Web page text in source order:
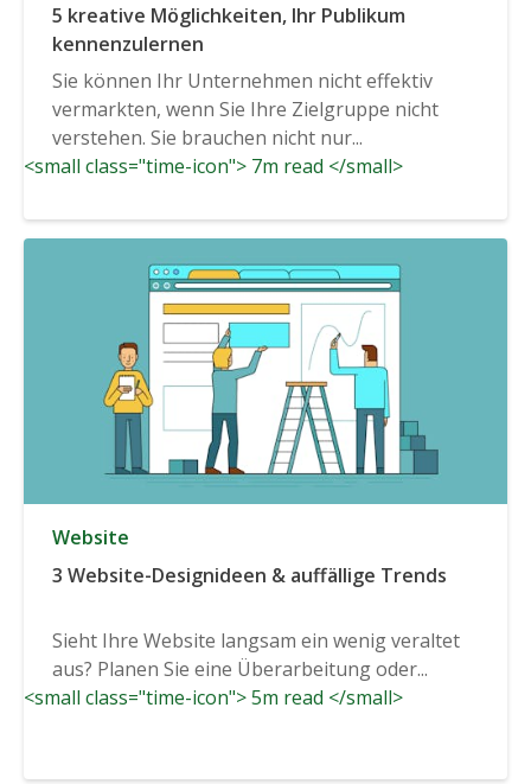
5 kreative Möglichkeiten, Ihr Publikum
kennenzulernen
Sie können Ihr Unternehmen nicht effektiv
vermarkten, wenn Sie Ihre Zielgruppe nicht
verstehen. Sie brauchen nicht nur...
<small class="time-icon"> 7m read </small>
Website
3 Website-Designideen & auffällige Trends
Sieht Ihre Website langsam ein wenig veraltet
aus? Planen Sie eine Überarbeitung oder...
<small class="time-icon"> 5m read </small>